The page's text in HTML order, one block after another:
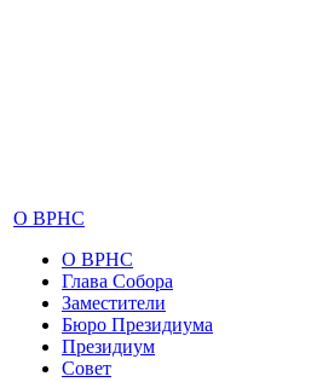
О ВРНС
О ВРНС
Глава Собора
Заместители
Бюро Президиума
Президиум
Совет